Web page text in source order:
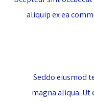
aliquip ex ea
Seddo eiusmod
magna aliqua.